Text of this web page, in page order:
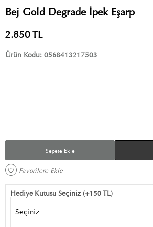
Bej Gold Degrade İpek Eşarp
2.850TL
Ürün Kodu: 0568413217503
Sepete Ekle
Favorilere Ekle
Hediye Kutusu Seçiniz (+150 TL)
Seçiniz